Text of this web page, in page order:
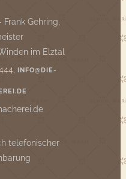
Gehring,
im Elztal
INFO@DIE-
telefonischer